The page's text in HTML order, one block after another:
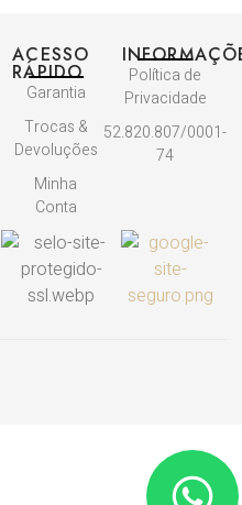
ACESSO
RÁPIDO
Garantia
Trocas &
Devoluções
Minha
Conta
Política de
Privacidade
52.820.807/0001-
74